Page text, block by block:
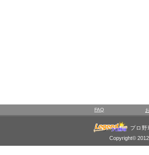
FAQ
プロ
Copyright©